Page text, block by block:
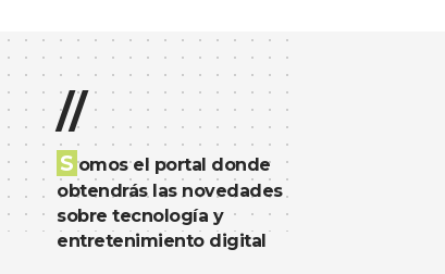
//
S omos el portal donde
obtendrás las novedades
sobre tecnología y
entretenimiento digital